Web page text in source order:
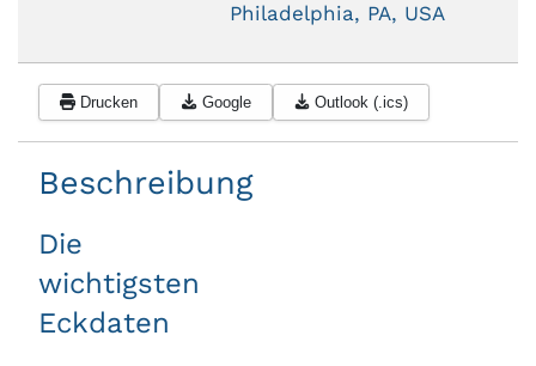
Philadelphia, PA, USA
Drucken Google Outlook (.ics)
Beschreibung
Die
wichtigsten
Eckdaten